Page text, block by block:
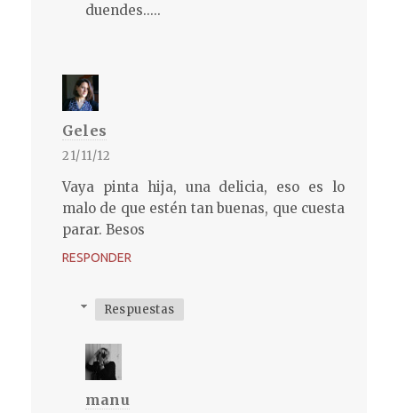
duendes.....
Geles
21/11/12
Vaya pinta hija, una delicia, eso es lo
malo de que estén tan buenas, que cuesta
parar. Besos
RESPONDER
Respuestas
manu